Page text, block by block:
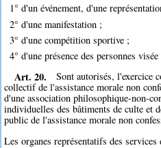
1° d'un événement, d'une
2° d'une manifestation ;
3° d'une compétition sportive ;
4° d'une présence des personnes
Art. 20.
Sont autorisés, l'exercice
collectif de l'assistance morale non
d'une association philosophique-non-
individuelles des bâtiments de culte et
public de l'assistance morale non
Les organes représentatifs des